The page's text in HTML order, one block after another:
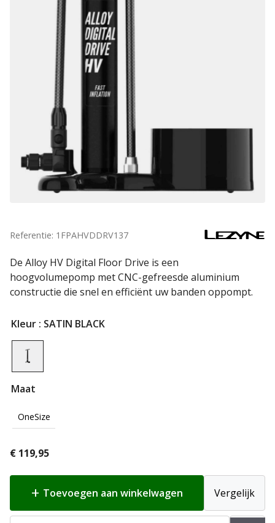
Referentie: 1FPAHVDDRV137
De Alloy HV Digital Floor Drive is een
hoogvolumepomp met CNC-gefreesde aluminium
constructie die snel en efficiënt uw banden oppompt.
Kleur : SATIN BLACK
Maat
OneSize
€ 119,95
Toevoegen aan winkelwagen Vergelijk